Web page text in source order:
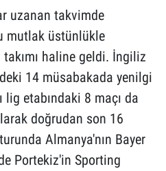
uzanan takvimde
mutlak üstünlükle
haline geldi. İngiliz
14 müsabakada yenilgi
lig etabındaki 8 maçı da
doğrudan son 16
Almanya'nın Bayer
Portekiz'in Sporting